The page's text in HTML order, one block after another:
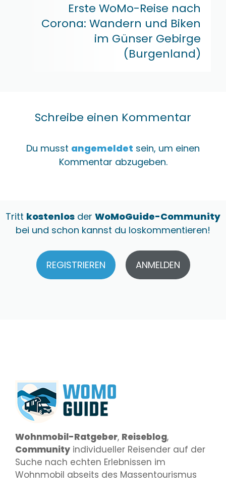
Erste WoMo-Reise nach
Corona: Wandern und Biken
im Günser Gebirge
(Burgenland)
Schreibe einen Kommentar
Du musst angemeldet sein, um einen
Kommentar abzugeben.
Tritt kostenlos der WoMoGuide-Community
bei und schon kannst du loskommentieren!
REGISTRIEREN ANMELDEN
Wohnmobil-Ratgeber, Reiseblog,
Community individueller Reisender auf der
Suche nach echten Erlebnissen im
Wohnmobil abseits des Massentourismus